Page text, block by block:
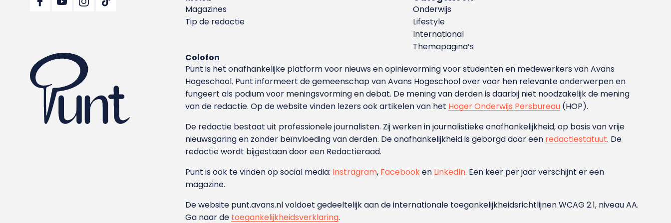
Magazines
Tip de redactie
Onderwijs
Lifestyle
International
Themapagina’s
Colofon
Punt is het onafhankelijke platform voor nieuws en opinievorming voor studenten en medewerkers van Avans
Hoge­school. Punt informeert de gemeenschap van Avans Hogeschool over voor hen relevante onderwerpen en
fungeert als podium voor meningsvorming en debat. De mening van derden is daarbij niet noodzakelijk de mening
van de redactie. Op de website vinden lezers ook artikelen van het Hoger Onderwijs Persbureau (HOP).
De redactie bestaat uit professionele journalisten. Zij werken in journalistieke onafhankelijkheid, op basis van vrije
nieuwsgaring en zonder beïnvloeding van derden. De onafhankelijkheid is geborgd door een redactiestatuut. De
redactie wordt bijgestaan door een Redactieraad.
Punt is ook te vinden op social media: Instragram, Facebooken LinkedIn. Een keer per jaar verschijnt er een
magazine.
De website punt.avans.nl voldoet gedeeltelijk aan de internationale toegankelijkheidsrichtlijnen WCAG 2.1, niveau AA.
Ga naar de toegankelijkheidsverklaring.